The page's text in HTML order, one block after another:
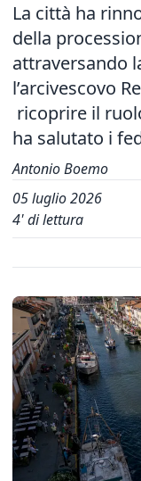
La città ha
della
attraversando
l’arcivescovo
ricoprire il
ha salutato i
Antonio Boemo
05 luglio 2026
4' di lettura